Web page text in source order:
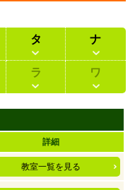
タ ナ
ラ ワ
詳細
教室一覧を見る